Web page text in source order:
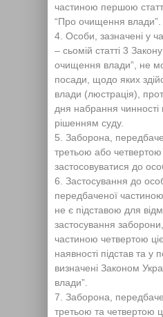
частиною першою
“Про очищення влади”.
Особи, зазначені у
– сьомій статті 3
очищення влади”, не
посади, щодо яких
влади (люстрація),
дня набрання чинності
рішенням суду.
Заборона,
третьою або четвертою
застосовуватися до
Застосування до
передбаченої частиною
не є підставою для
застосування
частиною четвертою
наявності підстав та у
визначені Законом
влади”.
Заборона,
третьою та четвертою